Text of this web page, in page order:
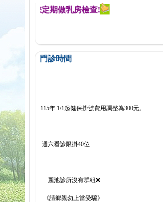
提醒您定期做乳房檢查!
門診時間
115年 1/1起健保掛號費用調整為300元。
週六看診限掛40位
麗池診所沒有群組❌
《請鄉親勿上當受騙》